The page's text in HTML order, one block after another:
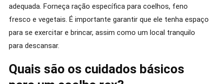
adequada. Forneça ração específica para coelhos, feno
fresco e vegetais. É importante garantir que ele tenha espaço
para se exercitar e brincar, assim como um local tranquilo
para descansar.
Quais são os cuidados básicos